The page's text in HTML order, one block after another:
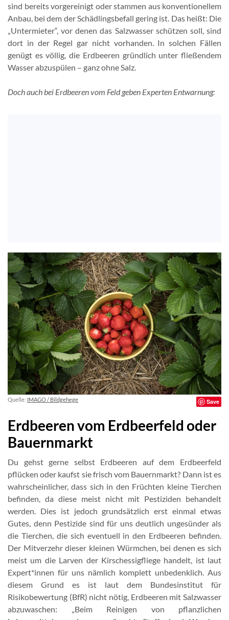
sind bereits vorgereinigt oder stammen aus konventionellem
Anbau, bei dem der Schädlingsbefall gering ist. Das heißt: Die
„Untermieter“, vor denen das Salzwasser schützen soll, sind
dort in der Regel gar nicht vorhanden. In solchen Fällen
genügt es völlig, die Erdbeeren gründlich unter fließendem
Wasser abzuspülen – ganz ohne Salz.
Doch auch bei Erdbeeren vom Feld geben Experten Entwarnung:
Quelle: IMAGO / Bildgehege Save
Erdbeeren vom Erdbeerfeld oder
Bauernmarkt
Du gehst gerne selbst Erdbeeren auf dem Erdbeerfeld
pflücken oder kaufst sie frisch vom Bauernmarkt? Dann ist es
wahrscheinlicher, dass sich in den Früchten kleine Tierchen
befinden, da diese meist nicht mit Pestiziden behandelt
werden. Dies ist jedoch grundsätzlich erst einmal etwas
Gutes, denn Pestizide sind für uns deutlich ungesünder als
die Tierchen, die sich eventuell in den Erdbeeren befinden.
Der Mitverzehr dieser kleinen Würmchen, bei denen es sich
meist um die Larven der Kirschessigfliege handelt, ist laut
Expert*innen für uns nämlich komplett unbedenklich. Aus
diesem Grund es ist laut dem Bundesinstitut für
Risikobewertung (BfR) nicht nötig, Erdbeeren mit Salzwasser
abzuwaschen: „Beim Reinigen von pflanzlichen